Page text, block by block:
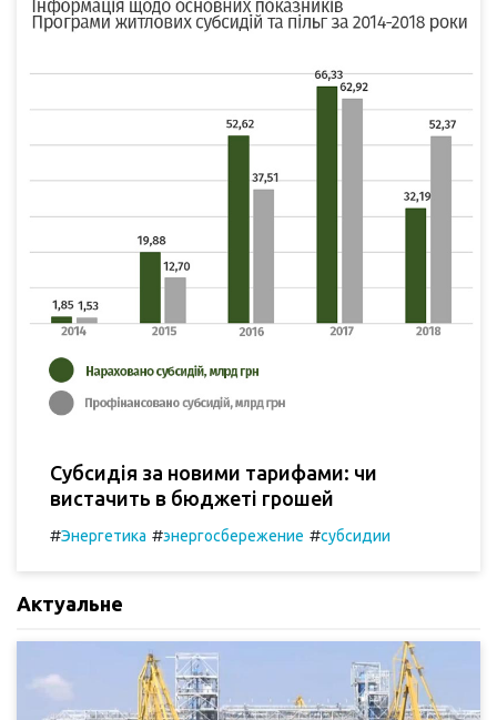
Субсидія за новими тарифами: чи
вистачить в бюджеті грошей
#Энергетика #энергосбережение #субсидии
Актуальне